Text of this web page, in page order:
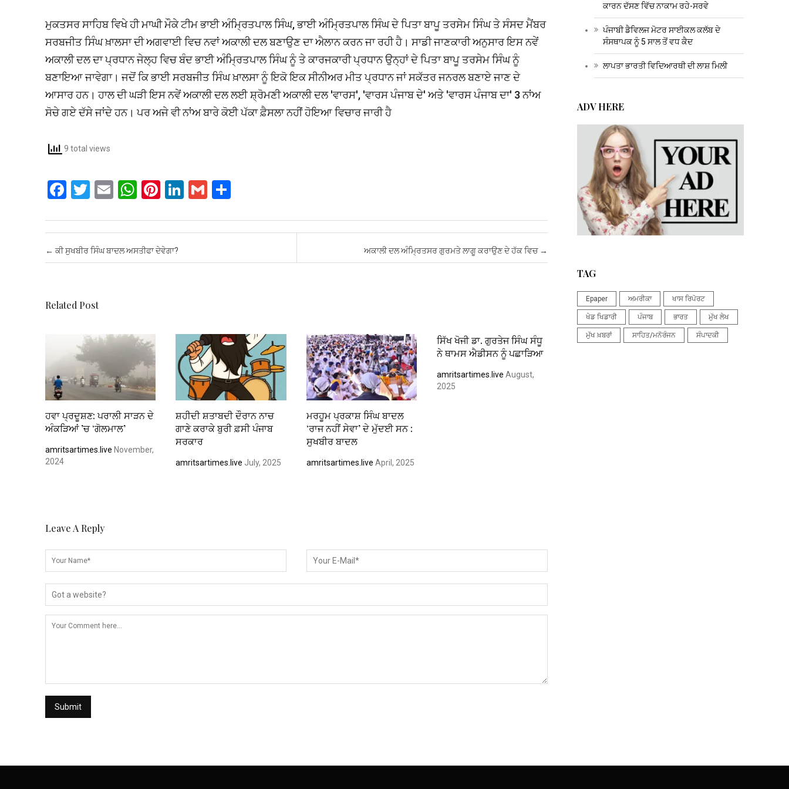
ਮੁਕਤਸਰ ਸਾਹਿਬ ਵਿਖੇ ਹੀ ਮਾਘੀ ਮੌਕੇ ਟੀਮ ਭਾਈ ਅੰਮ੍ਰਿਤਪਾਲ ਸਿੰਘ, ਭਾਈ ਅੰਮ੍ਰਿਤਪਾਲ ਸਿੰਘ ਦੇ ਪਿਤਾ ਬਾਪੂ ਤਰਸੇਮ ਸਿੰਘ ਤੇ ਸੰਸਦ ਮੈਂਬਰ
ਸਰਬਜੀਤ ਸਿੰਘ ਖ਼ਾਲਸਾ ਦੀ ਅਗਵਾਈ ਵਿਚ ਨਵਾਂ ਅਕਾਲੀ ਦਲ ਬਣਾਉਣ ਦਾ ਐਲਾਨ ਕਰਨ ਜਾ ਰਹੀ ਹੈ। ਸਾਡੀ ਜਾਣਕਾਰੀ ਅਨੁਸਾਰ ਇਸ ਨਵੇਂ
ਅਕਾਲੀ ਦਲ ਦਾ ਪ੍ਰਧਾਨ ਜੇਲ੍ਹ ਵਿਚ ਬੰਦ ਭਾਈ ਅੰਮ੍ਰਿਤਪਾਲ ਸਿੰਘ ਨੂੰ ਤੇ ਕਾਰਜਕਾਰੀ ਪ੍ਰਧਾਨ ਉਨ੍ਹਾਂ ਦੇ ਪਿਤਾ ਬਾਪੂ ਤਰਸੇਮ ਸਿੰਘ ਨੂੰ
ਬਣਾਇਆ ਜਾਵੇਗਾ। ਜਦੋਂ ਕਿ ਭਾਈ ਸਰਬਜੀਤ ਸਿੰਘ ਖ਼ਾਲਸਾ ਨੂੰ ਇਕੋ ਇਕ ਸੀਨੀਅਰ ਮੀਤ ਪ੍ਰਧਾਨ ਜਾਂ ਸਕੱਤਰ ਜਨਰਲ ਬਣਾਏ ਜਾਣ ਦੇ
ਆਸਾਰ ਹਨ। ਹਾਲ ਦੀ ਘੜੀ ਇਸ ਨਵੇਂ ਅਕਾਲੀ ਦਲ ਲਈ ਸ਼੍ਰੋਮਣੀ ਅਕਾਲੀ ਦਲ 'ਵਾਰਸ', 'ਵਾਰਸ ਪੰਜਾਬ ਦੇ' ਅਤੇ 'ਵਾਰਸ ਪੰਜਾਬ ਦਾ' 3 ਨਾਂਅ
ਸੋਚੇ ਗਏ ਦੱਸੇ ਜਾਂਦੇ ਹਨ। ਪਰ ਅਜੇ ਵੀ ਨਾਂਅ ਬਾਰੇ ਕੋਈ ਪੱਕਾ ਫ਼ੈਸਲਾ ਨਹੀਂ ਹੋਇਆ ਵਿਚਾਰ ਜਾਰੀ ਹੈ
9 total views
F
ce
b
o
k
T
tt
er
E
ail
W
at
s
A
Pi
er
es
t
Li
ke
n
G
ail ar
Post navigation
← ਕੀ ਸੁਖਬੀਰ ਸਿੰਘ ਬਾਦਲ ਅਸਤੀਫਾ ਦੇਵੇਗਾ? ਅਕਾਲੀ ਦਲ ਅੰਮ੍ਰਿਤਸਰ ਗੁਰਮਤੇ ਲਾਗੂ ਕਰਾਉਣ ਦੇ ਹੱਕ ਵਿਚ →
Related Post
ਹਵਾ ਪ੍ਰਦੂਸ਼ਣ: ਪਰਾਲੀ ਸਾੜਨ ਦੇ
ਅੰਕੜਿਆਂ ’ਚ ‘ਗੋਲਮਾਲ’
amritsartimes.live November,
2024
ਸ਼ਹੀਦੀ ਸ਼ਤਾਬਦੀ ਦੌਰਾਨ ਨਾਚ
ਗਾਣੇ ਕਰਾਕੇ ਬੁਰੀ ਫ਼ਸੀ ਪੰਜਾਬ
ਸਰਕਾਰ
amritsartimes.live July, 2025
ਮਰਹੂਮ ਪ੍ਰਕਾਸ਼ ਸਿੰਘ ਬਾਦਲ
‘ਰਾਜ ਨਹੀਂ ਸੇਵਾ’ ਦੇ ਮੁੱਦਈ ਸਨ :
ਸੁਖਬੀਰ ਬਾਦਲ
amritsartimes.live April, 2025
ਸਿੱਖ ਖੋਜੀ ਡਾ. ਗੁਰਤੇਜ ਸਿੰਘ ਸੰਧੂ
ਨੇ ਥਾਮਸ ਐਡੀਸਨ ਨੂੰ ਪਛਾੜਿਆ
amritsartimes.live August,
2025
Leave A Reply
ਕਾਰਨ ਦੱਸਣ ਵਿੱਚ ਨਾਕਾਮ ਰਹੇ-ਸਰਵੇ
ਪੰਜਾਬੀ ਡੈਵਿਲਜ ਮੋਟਰ ਸਾਈਕਲ ਕਲੱਬ ਦੇ
ਸੰਸਥਾਪਕ ਨੂੰ 5 ਸਾਲ ਤੋਂ ਵਧ ਕੈਦ
ਲਾਪਤਾ ਭਾਰਤੀ ਵਿਦਿਆਰਥੀ ਦੀ ਲਾਸ਼ ਮਿਲੀ
ADV HERE
TAG
Epaper ਅਮਰੀਕਾ ਖਾਸ ਰਿਪੋਰਟ
ਖੇਡ ਖਿਡਾਰੀ ਪੰਜਾਬ ਭਾਰਤ ਮੁੱਖ ਲੇਖ
ਮੁੱਖ ਖ਼ਬਰਾਂ ਸਾਹਿਤ/ਮਨੋਰੰਜਨ ਸੰਪਾਦਕੀ